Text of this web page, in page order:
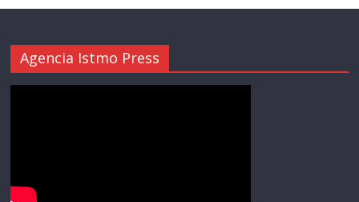
Agencia Istmo Press